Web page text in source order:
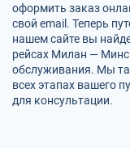
оформить заказ
свой email. Теперь
нашем сайте вы
рейсах Милан —
обслуживания. Мы
всех этапах вашего
для консультации.